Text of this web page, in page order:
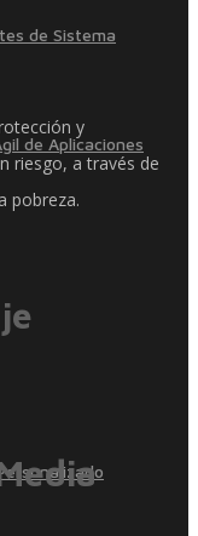
de Sistema
de Aplicaciones
y
riesgo, a través de
pobreza.